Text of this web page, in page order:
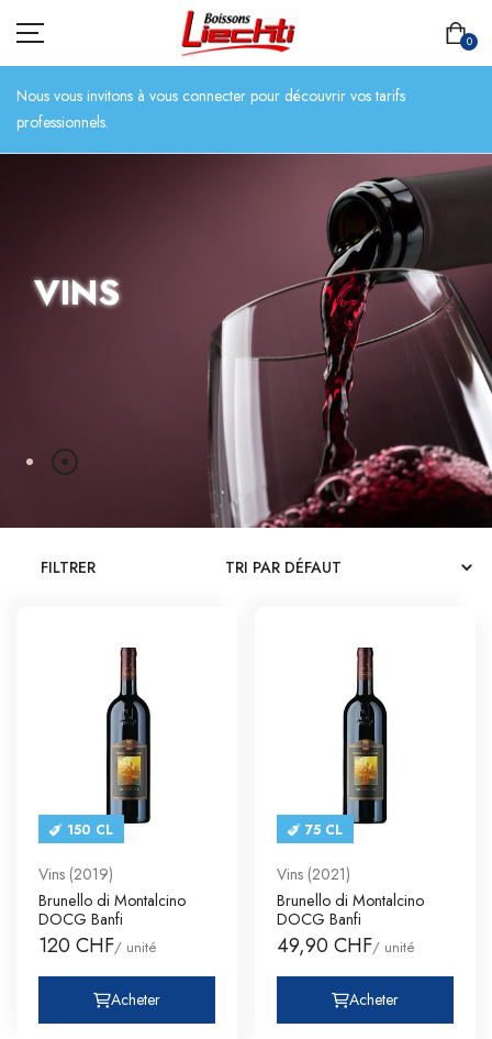
0
BIÈRES
BOISSONS SANS ALCOOL
CATALOGUES
CONTACT
SE CONNECTER
Nous vous invitons à vous connecter pour découvrir vos tarifs
professionnels.
VINS
FILTRER
150 CL
Vins (2019)
Brunello di Montalcino
DOCG Banfi
120 CHF/ unité
Acheter
75 CL
Vins (2021)
Brunello di Montalcino
DOCG Banfi
49,90 CHF/ unité
Acheter